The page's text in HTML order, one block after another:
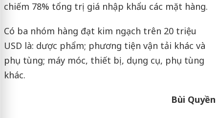
chiếm 78% tổng trị giá nhập khẩu các mặt hàng.
Có ba nhóm hàng đạt kim ngạch trên 20 triệu
USD là: dược phẩm; phương tiện vận tải khác và
phụ tùng; máy móc, thiết bị, dụng cụ, phụ tùng
khác.
Bùi Quyền